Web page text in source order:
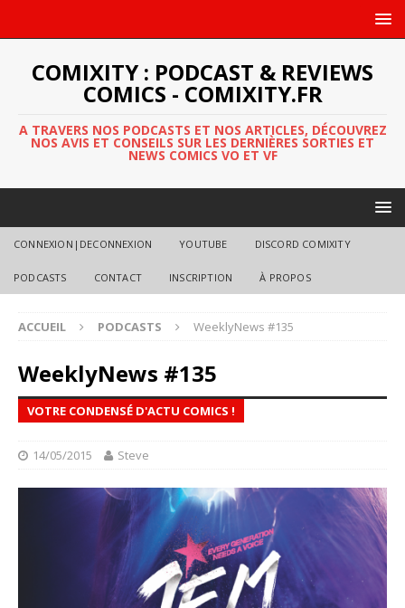
COMIXITY : PODCAST & REVIEWS
COMICS - COMIXITY.FR
A TRAVERS NOS PODCASTS ET NOS ARTICLES, DÉCOUVREZ
NOS AVIS ET CONSEILS SUR LES DERNIÈRES SORTIES ET
NEWS COMICS VO ET VF
CONNEXION|DECONNEXION YOUTUBE DISCORD COMIXITY
PODCASTS CONTACT INSCRIPTION À PROPOS
ACCUEIL PODCASTS WeeklyNews #135
WeeklyNews #135
VOTRE CONDENSÉ D'ACTU COMICS !
14/05/2015 Steve